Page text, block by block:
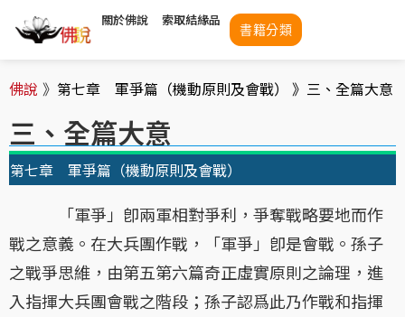
關於佛說 索取結緣品
書籍分類
佛說 》 第七章 軍爭篇（機動原則及會戰） 》 三、全篇大意
三、全篇大意
第七章 軍爭篇（機動原則及會戰）
「軍爭」卽兩軍相對爭利，爭奪戰略要地而作
戰之意義。在大兵團作戰，「軍爭」卽是會戰。孫子
之戰爭思維，由第五第六篇奇正虛實原則之論理，進
入指揮大兵團會戰之階段；孫子認爲此乃作戰和指揮